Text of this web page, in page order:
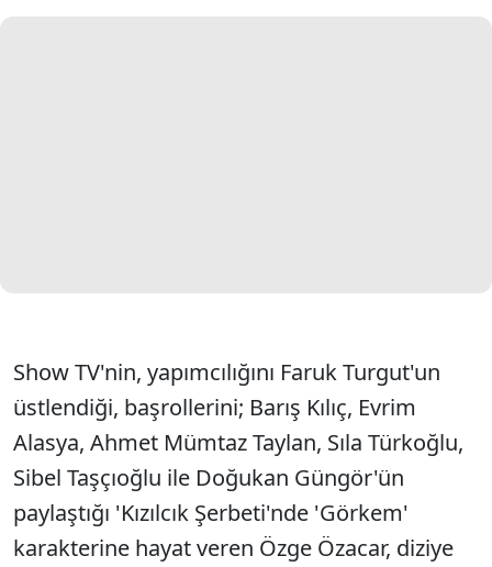
Show TV'nin, yapımcılığını Faruk Turgut'un
üstlendiği, başrollerini; Barış Kılıç, Evrim
Alasya, Ahmet Mümtaz Taylan, Sıla Türkoğlu,
Sibel Taşçıoğlu ile Doğukan Güngör'ün
paylaştığı 'Kızılcık Şerbeti'nde 'Görkem'
karakterine hayat veren Özge Özacar, diziye